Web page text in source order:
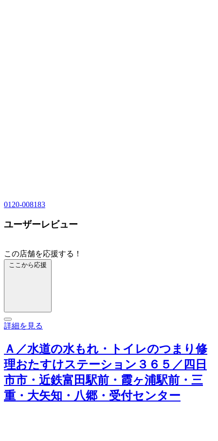
0120-008183
ユーザーレビュー
この店舗を応援する！
ここから応援
詳細を見る
Ａ／水道の水もれ・トイレのつまり修
理おたすけステーション３６５／四日
市市・近鉄富田駅前・霞ヶ浦駅前・三
重・大矢知・八郷・受付センター